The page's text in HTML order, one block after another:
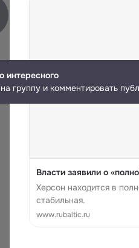
Власти заявили о
Херсон находится в
стабильная.
www.rubaltic.ru
интересного
группу и комментировать